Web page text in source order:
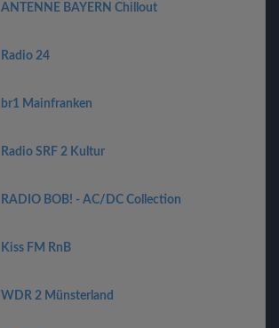
ANTENNE BAYERN Chillout
Radio 24
br1 Mainfranken
Radio SRF 2 Kultur
RADIO BOB! - AC/DC Collection
Kiss FM RnB
WDR 2 Münsterland